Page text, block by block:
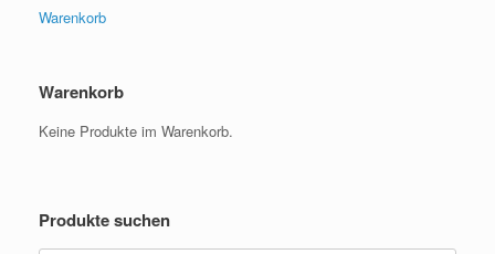
Warenkorb
Warenkorb
Keine Produkte im Warenkorb.
Produkte suchen